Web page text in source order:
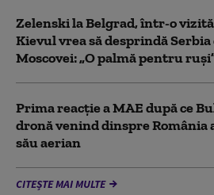
Zelenski la Belgrad, într-o
Kievul vrea să desprindă
Moscovei: „O palmă pentru
Prima reacție a MAE după ce
dronă venind dinspre România
său aerian
CITEȘTE MAI MULTE